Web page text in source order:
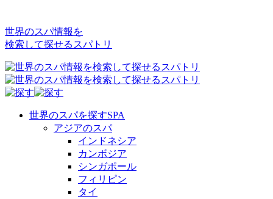
世界のスパ情報を
検索して探せるスパトリ
世界のスパを探すSPA
アジアのスパ
インドネシア
カンボジア
シンガポール
フィリピン
タイ